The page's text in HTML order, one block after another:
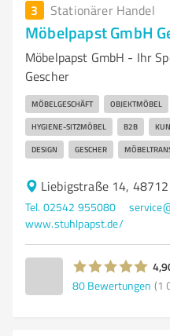
3 Stationärer Handel
Möbelpapst GmbH
Möbelpapst GmbH - Ihr
Gescher
MÖBELGESCHÄFT OBJEKTMÖBEL
HYGIENE-SITZMÖBEL B2B
DESIGN GESCHER
Liebigstraße 14, 48712
Tel. 02542 955080
www.stuhlpapst.de/
80 Bewertungen (1